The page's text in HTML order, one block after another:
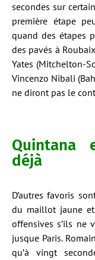
secondes sur
première étape
quand des étapes
des pavés à
Yates (Mitchelton-
Vincenzo Nibali
ne diront pas le
Quintana
déjà
D’autres favoris
du maillot jaune
offensives s’ils ne
jusque Paris.
qu’à vingt